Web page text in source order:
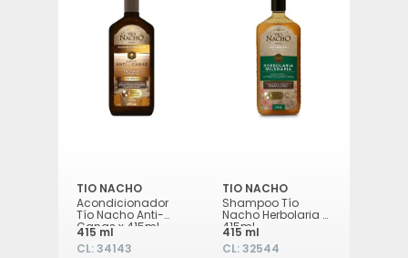
TIO NACHO
Acondicionador
Tío Nacho Anti-
Canas x 415ml
415 ml
CL:34143
TIO NACHO
Shampoo Tío
Nacho Herbolaria x
415ml
415 ml
CL:32544